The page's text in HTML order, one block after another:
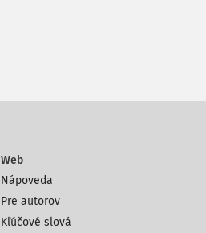
Web
Nápoveda
Pre autorov
Kľúčové slová